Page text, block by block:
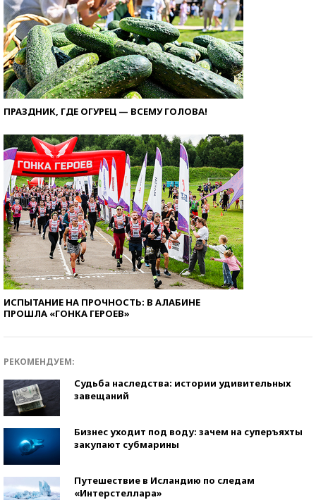
ПРАЗДНИК, ГДЕ ОГУРЕЦ — ВСЕМУ ГОЛОВА!
ИСПЫТАНИЕ НА ПРОЧНОСТЬ: В АЛАБИНЕ
ПРОШЛА «ГОНКА ГЕРОЕВ»
РЕКОМЕНДУЕМ:
Судьба наследства: истории удивительных
завещаний
Бизнес уходит под воду: зачем на суперъяхты
закупают субмарины
Путешествие в Исландию по следам
«Интерстеллара»